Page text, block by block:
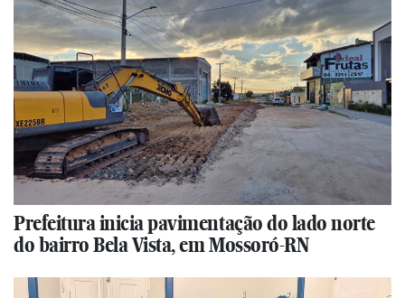
Prefeitura inicia pavimentação do lado norte
do bairro Bela Vista, em Mossoró-RN